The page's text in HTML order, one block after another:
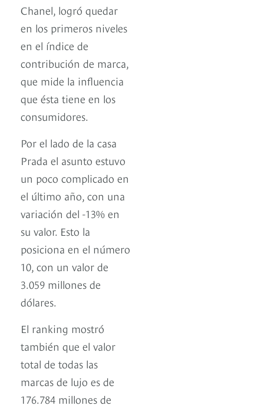
Chanel, logró quedar
en los primeros niveles
en el índice de
contribución de marca,
que mide la influencia
que ésta tiene en los
consumidores.
Por el lado de la casa
Prada el asunto estuvo
un poco complicado en
el último año, con una
variación del -13% en
su valor. Esto la
posiciona en el número
10, con un valor de
3.059 millones de
dólares.
El ranking mostró
también que el valor
total de todas las
marcas de lujo es de
176.784 millones de